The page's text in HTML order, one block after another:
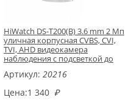
HiWatch DS-T200(B) 3.6 mm 2 Мп
уличная корпусная CVBS, CVI,
TVI, AHD видеокамера
наблюдения с подсветкой до
Артикул: 20216
Цена:1 340 ₽